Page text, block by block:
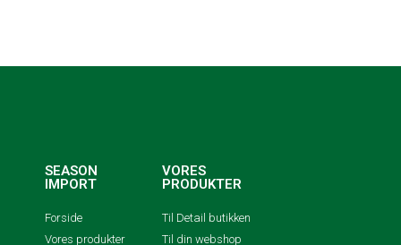
SEASON
IMPORT
Forside
Vores produkter
VORES
PRODUKTER
Til Detail butikken
Til din webshop